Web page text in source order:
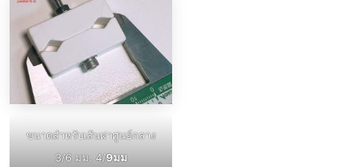
ขนาดสำหรับเส้นผ่าศูนย์กลาง
3/6 มม. 4/9มม